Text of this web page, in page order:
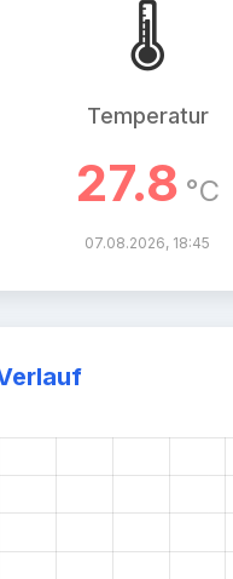
🌡️
Temperatur
27.8 °C
07.08.2026, 18:45